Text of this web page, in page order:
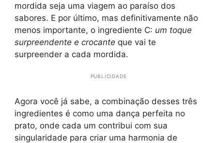
mordida seja uma viagem ao paraíso dos
sabores. E por último, mas definitivamente não
menos importante, o ingrediente C: um toque
surpreendente e crocante que vai te
surpreender a cada mordida.
PUBLICIDADE
Agora você já sabe, a combinação desses três
ingredientes é como uma dança perfeita no
prato, onde cada um contribui com sua
singularidade para criar uma harmonia de